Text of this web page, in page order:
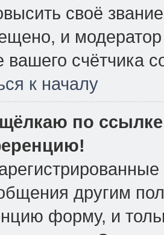
своё
и
вашего счётчика
к началу
по
другим
форму, и